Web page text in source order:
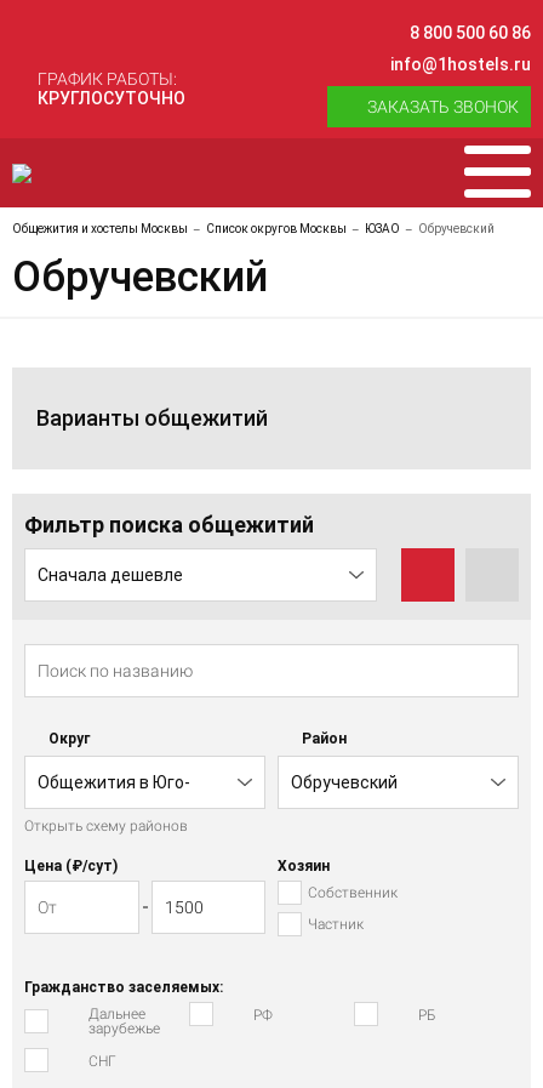
ГРАФИК РАБОТЫ:
КРУГЛОСУТОЧНО
8 800 500 60 86
info@1hostels.ru
ЗАКАЗАТЬ ЗВОНОК
Общежития и хостелы Москвы Список округов Москвы ЮЗАО Обручевский
Обручевский
Варианты общежитий
Фильтр поиска общежитий
Сначала дешевле
Округ
Общежития в Юго-
Западном АО
Открыть схему районов
Район
Обручевский
Цена (₽/cут)
Хозяин
Собственник
Частник
Гражданство заселяемых:
Дальнее
зарубежье
РФ РБ
СНГ